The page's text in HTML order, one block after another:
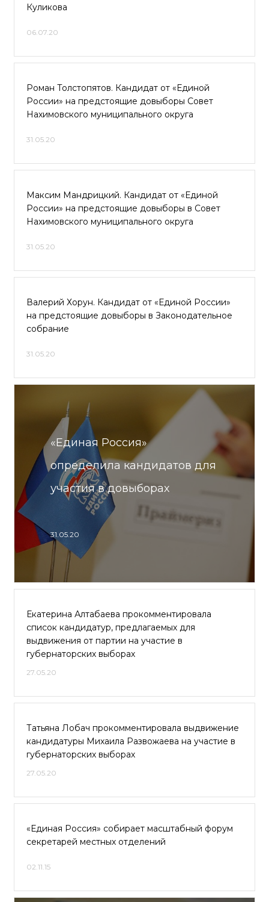
Куликова
06.07.20
Роман Толстопятов. Кандидат от «Единой
России» на предстоящие довыборы Совет
Нахимовского муниципального округа
31.05.20
Максим Мандрицкий. Кандидат от «Единой
России» на предстоящие довыборы в Совет
Нахимовского муниципального округа
31.05.20
Валерий Хорун. Кандидат от «Единой России»
на предстоящие довыборы в Законодательное
собрание
31.05.20
«Единая Россия»
определила кандидатов для
участия в довыборах
31.05.20
Екатерина Алтабаева прокомментировала
список кандидатур, предлагаемых для
выдвижения от партии на участие в
губернаторских выборах
27.05.20
Татьяна Лобач прокомментировала выдвижение
кандидатуры Михаила Развожаева на участие в
губернаторских выборах
27.05.20
«Единая Россия» собирает масштабный форум
секретарей местных отделений
02.11.15